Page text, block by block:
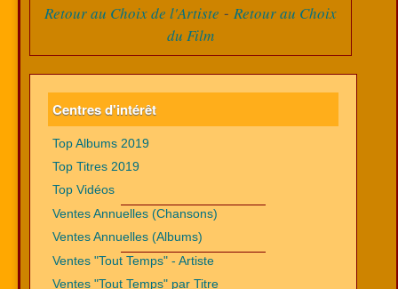
Retour au Choix de l'Artiste - Retour au Choix
du Film
Centres d'intérêt
Top Albums 2019
Top Titres 2019
Top Vidéos
Ventes Annuelles (Chansons)
Ventes Annuelles (Albums)
Ventes "Tout Temps" - Artiste
Ventes "Tout Temps" par Titre